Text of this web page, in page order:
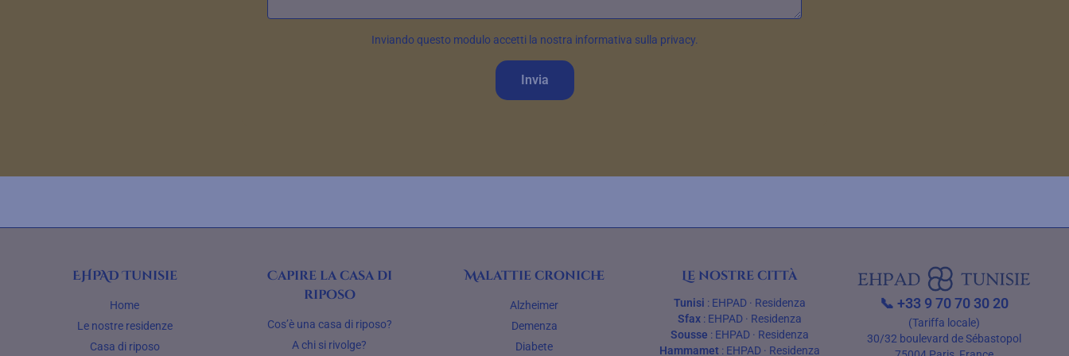
Inviando questo modulo accetti la nostra informativa sulla privacy.
Invia
EHPAD Tunisie
Home
Le nostre residenze
Casa di riposo
Capire la casa di
riposo
Cos’è una casa di riposo?
A chi si rivolge?
Malattie croniche
Alzheimer
Demenza
Diabete
Le nostre città
Tunisi : EHPAD· Residenza
Sfax: EHPAD· Residenza
Sousse : EHPAD· Residenza
Hammamet: EHPAD· Residenza
📞+33 9 70 70 30 20
(Tariffa locale)
30/32 boulevard de Sébastopol